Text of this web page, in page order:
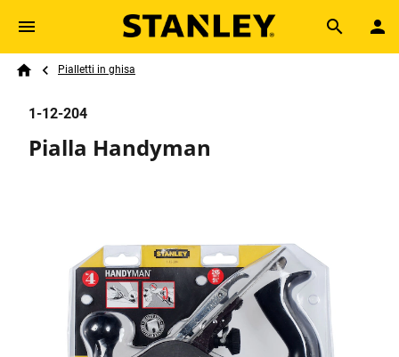
Skip to main content
Search
Breadcrumb
Pialletti in ghisa
1-12-204
Pialla Handyman